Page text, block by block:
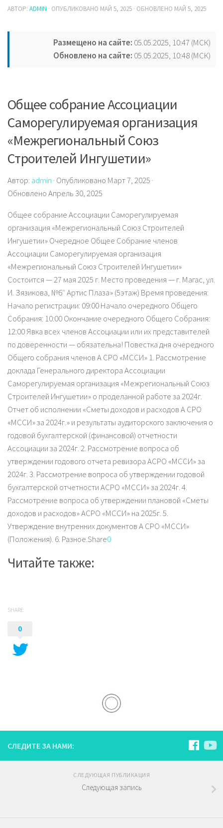
АВТОР: ADMIN · ОПУБЛИКОВАНО МАЙ 5, 2025 · ОБНОВЛЕНО МАЙ 5, 2025
Размещено на сайте: 05.05.2025, 10:47 (МСК)
Обновлено на сайте: 05.05.2025, 10:48 (МСК)
Общее собрание Ассоциации
Саморегулируемая организация
«Межрегиональный Союз
Строителей Ингушетии»
Автор: admin · Опубликовано Март 7, 2025 ·
Обновлено Апрель 30, 2025
Общее собрание Ассоциации Саморегулируемая
организация «Межрегиональный Союз Строителей
Ингушетии» Очередное Общее Собрание членов
Ассоциации Саморегулируемая организация
«Межрегиональный Союз Строителей Ингушетии»
Состоится — 27 мая 2025 г. Место проведения — г. Магас, ул.
И. Зязикова, №6″ Артис Плаза» (5этаж) Время проведения:
Начало регистрации: 09:00 Начало очередного Общего
Собрания: 10:00 Окончание очередного Общего Собрания:
12:00 Явка всех членов Ассоциации или их представителей
по доверенности — обязательна! Повестка дня очередного
Общего собрания членов А СРО «МССИ» 1. Рассмотрение
доклада Генерального директора Ассоциации
Саморегулируемая организация «Межрегиональный Союз
Строителей Ингушетии» о проделанной работе за 2024г.
Отчет об исполнении «Сметы доходов и расходов А СРО
«МССИ» за 2024г.» и результаты аудиторского заключения о
годовой бухгалтерской (финансовой) отчетности
Ассоциации за 2024г. 2. Рассмотрение вопроса об
утверждении годового отчета ревизора АСРО «МССИ» за
2024г. 3. Рассмотрение вопроса об утверждении годовой
бухгалтерской отчетности АСРО «МССИ» за 2024г. 4.
Рассмотрение вопроса об утверждении плановой «Сметы
доходов и расходов» АСРО «МССИ» на 2025г. 5.
Утверждение внутренних документов А СРО «МССИ»
(Положения). 6. Разное.Share0
Читайте также:
SHARE
0
СЛЕДИТЕ ЗА НАМИ:
СЛЕДУЮЩАЯ ПУБЛИКАЦИЯ
Следующая запись